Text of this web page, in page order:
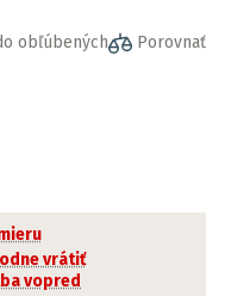
obľúbených Porovnať
vrátiť
vopred